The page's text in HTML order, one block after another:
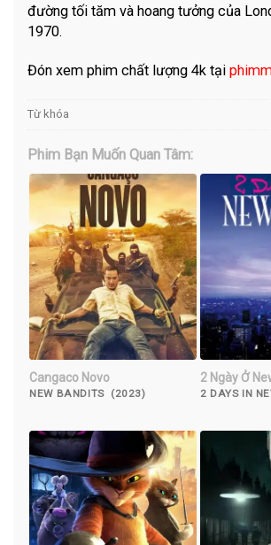
đường tối tăm và hoang tưởng của
1970.
Đón xem phim chất lượng 4k tại
Từ khóa
Phim Bạn Muốn Quan Tâm:
Cangaco Novo
NEW BANDITS (2023)
2 Ngày Ở
2 DAYS IN